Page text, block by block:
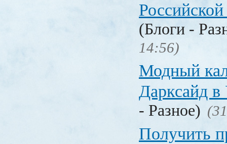
(Блоги -
14:56)
Модный
Дарксайд в
- Разное)
Получить